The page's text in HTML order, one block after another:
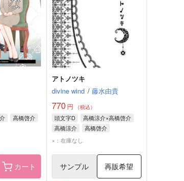
高橋啓介
カート
アトノツキ
divine wind / 藤水由貴
770 円 （税込）
頭文字D
高橋涼介×高橋啓介
高橋涼介
高橋啓介
×：在庫なし
サンプル 再販希望